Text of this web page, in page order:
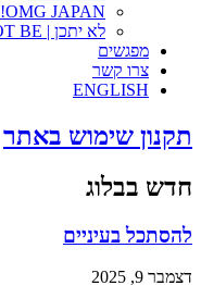
OMG JAPAN!!
לא יתכן | IT CANNOT BE
מפגשים
צרו קשר
ENGLISH
תקנון שימוש באתר
חדש בבלוג
להסתכל בעיניים
דצמבר 9, 2025